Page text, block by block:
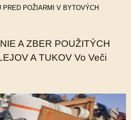
PRED POŽIARMI V BYTOVÝCH
A ZBER POUŽITÝCH
A TUKOV Vo Veči